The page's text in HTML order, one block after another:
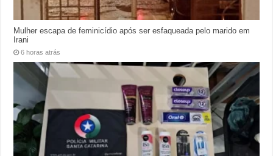
Mulher escapa de feminicídio após ser esfaqueada pelo marido em
Irani
6 horas atrás